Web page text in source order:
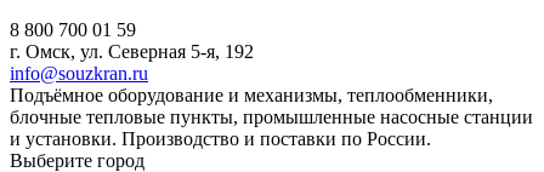
8 800 700 01 59
г. Омск, ул. Северная 5-я, 192
info@souzkran.ru
Подъёмное оборудование и механизмы, теплообменники,
блочные тепловые пункты, промышленные насосные станции
и установки. Производство и поставки по России.
Выберите город